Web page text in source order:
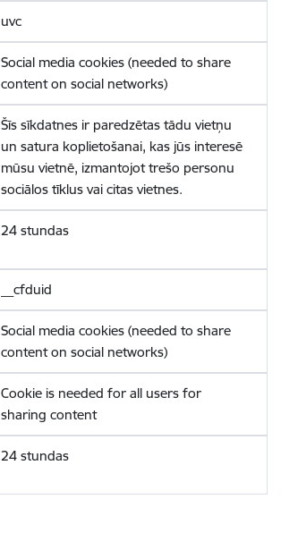
uvc
Social media cookies (needed to share
content on social networks)
Šīs sīkdatnes ir paredzētas tādu vietņu
un satura koplietošanai, kas jūs interesē
mūsu vietnē, izmantojot trešo personu
sociālos tīklus vai citas vietnes.
24 stundas
__cfduid
Social media cookies (needed to share
content on social networks)
Cookie is needed for all users for
sharing content
24 stundas